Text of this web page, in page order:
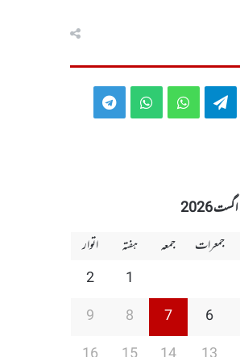
Telegram
WhatsApp
WhatsApp
Telegram
اگست 2026
جمعرات جمعہ ہفتہ
اتوار
1
2
6
7
8
9